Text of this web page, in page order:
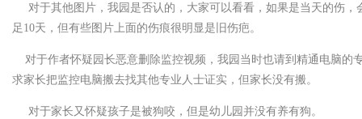
对于其他图片，我园是否认的，大家可以看看，如果是当天的伤，
足10天，但有些图片上面的伤痕很明显是旧伤疤。
对于作者怀疑园长恶意删除监控视频，我园当时也请到精通电脑的
求家长把监控电脑搬去找其他专业人士证实，但家长没有搬。
对于家长又怀疑孩子是被狗咬，但是幼儿园并没有养有狗。